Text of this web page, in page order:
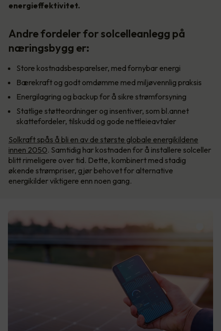
energieffektivitet.
Andre fordeler for solcelleanlegg på
næringsbygg er:
Store kostnadsbesparelser, med fornybar energi
Bærekraft og godt omdømme med miljøvennlig praksis
Energilagring og backup for å sikre strømforsyning
Statlige støtteordninger og insentiver, som bl.annet
skattefordeler, tilskudd og gode nettleieavtaler
Solkraft spås å bli en av de største globale energikildene
innen 2050. Samtidig har kostnaden for å installere solceller
blitt rimeligere over tid. Dette, kombinert med stadig
økende strømpriser, gjør behovet for alternative
energikilder viktigere enn noen gang.